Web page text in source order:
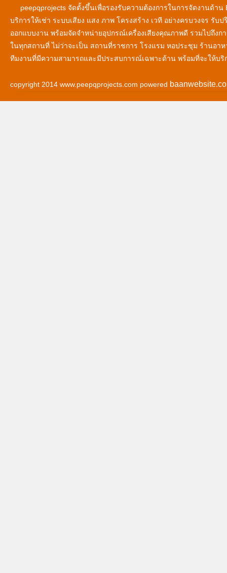
peepqprojects จัดตั้งขึ้นเพื่อรองรับความต้องการในการจัดงานด้า
บริการให้เช่า ระบบเสียง แสง ภาพ โครงสร้าง เวที อย่างครบวงจร รับ
ออกแบบงาน พร้อมจัดจำหน่ายอุปกรณ์เครื่องเสียงคุณภาพดี รวมไปถึงก
ในทุกสถานที่ ไม่ว่าจะเป็น สถานที่ราชการ โรงแรม หอประชุม ร้านอาห
ทีมงานที่มีความสามารถและมีประสบการณ์เฉพาะด้าน พร้อมที่จะให้บ
copyright 2014 www.peepqprojects.com powered